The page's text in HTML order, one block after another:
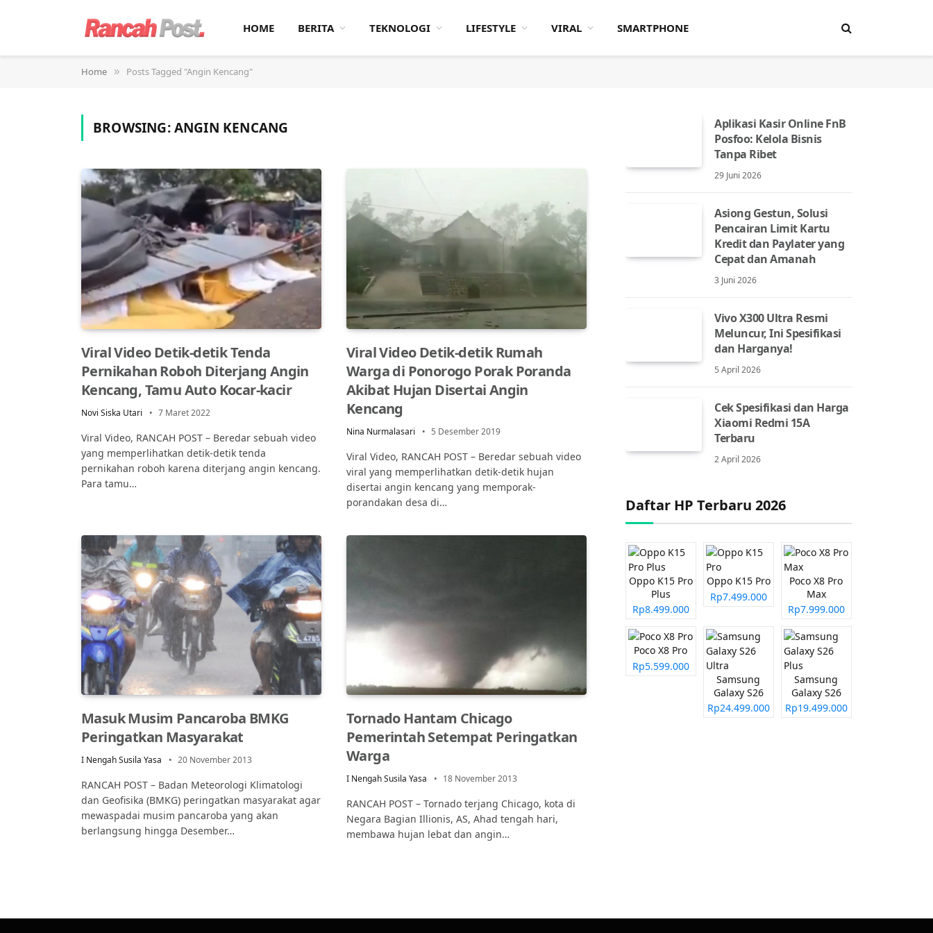
HOME BERITA TEKNOLOGI LIFESTYLE VIRAL SMARTPHONE
Home » Posts Tagged "Angin Kencang"
BROWSING:ANGIN KENCANG
Viral Video Detik-detik Tenda
Pernikahan Roboh Diterjang Angin
Kencang, Tamu Auto Kocar-kacir
Novi Siska Utari 7 Maret 2022
Viral Video, RANCAH POST – Beredar sebuah video
yang memperlihatkan detik-detik tenda
pernikahan roboh karena diterjang angin kencang.
Para tamu…
Viral Video Detik-detik Rumah
Warga di Ponorogo Porak Poranda
Akibat Hujan Disertai Angin
Kencang
Nina Nurmalasari 5 Desember 2019
Viral Video, RANCAH POST – Beredar sebuah video
viral yang memperlihatkan detik-detik hujan
disertai angin kencang yang memporak-
porandakan desa di…
Masuk Musim Pancaroba BMKG
Peringatkan Masyarakat
I Nengah Susila Yasa 20 November 2013
RANCAH POST – Badan Meteorologi Klimatologi
dan Geofisika (BMKG) peringatkan masyarakat agar
mewaspadai musim pancaroba yang akan
berlangsung hingga Desember…
Tornado Hantam Chicago
Pemerintah Setempat Peringatkan
Warga
I Nengah Susila Yasa 18 November 2013
RANCAH POST – Tornado terjang Chicago, kota di
Negara Bagian Illionis, AS, Ahad tengah hari,
membawa hujan lebat dan angin…
Aplikasi Kasir Online FnB
Posfoo: Kelola Bisnis
Tanpa Ribet
29 Juni 2026
Asiong Gestun, Solusi
Pencairan Limit Kartu
Kredit dan Paylater yang
Cepat dan Amanah
3 Juni 2026
Vivo X300 Ultra Resmi
Meluncur, Ini Spesifikasi
dan Harganya!
5 April 2026
Cek Spesifikasi dan Harga
Xiaomi Redmi 15A
Terbaru
2 April 2026
Daftar HP Terbaru 2026
Oppo K15 Pro
Plus
Rp8.499.000
Oppo K15 Pro
Rp7.499.000
Poco X8 Pro
Max
Rp7.999.000
Poco X8 Pro
Rp5.599.000
Samsung
Galaxy S26
Ultra
Rp24.499.000
Samsung
Galaxy S26
Plus
Rp19.499.000